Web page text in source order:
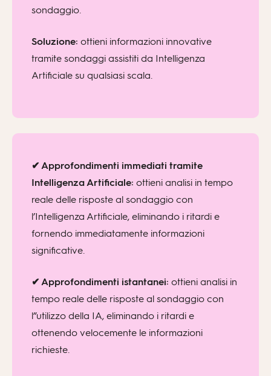
sondaggio.
Soluzione: ottieni informazioni innovative
tramite sondaggi assistiti da Intelligenza
Artificiale su qualsiasi scala.
✔ Approfondimenti immediati tramite
Intelligenza Artificiale: ottieni analisi in tempo
reale delle risposte al sondaggio con
l’Intelligenza Artificiale, eliminando i ritardi e
fornendo immediatamente informazioni
significative.
✔ Approfondimenti istantanei: ottieni analisi in
tempo reale delle risposte al sondaggio con
l”utilizzo della IA, eliminando i ritardi e
ottenendo velocemente le informazioni
richieste.